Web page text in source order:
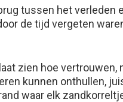
tussen het verleden
de tijd vergeten
zien hoe vertrouwen,
kunnen onthullen,
waar elk